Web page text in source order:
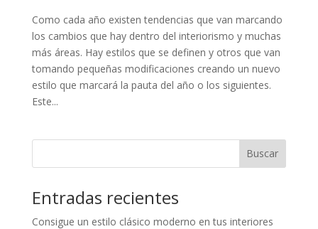
Como cada año existen tendencias que van marcando
los cambios que hay dentro del interiorismo y muchas
más áreas. Hay estilos que se definen y otros que van
tomando pequeñas modificaciones creando un nuevo
estilo que marcará la pauta del año o los siguientes.
Este...
Buscar
Entradas recientes
Consigue un estilo clásico moderno en tus interiores